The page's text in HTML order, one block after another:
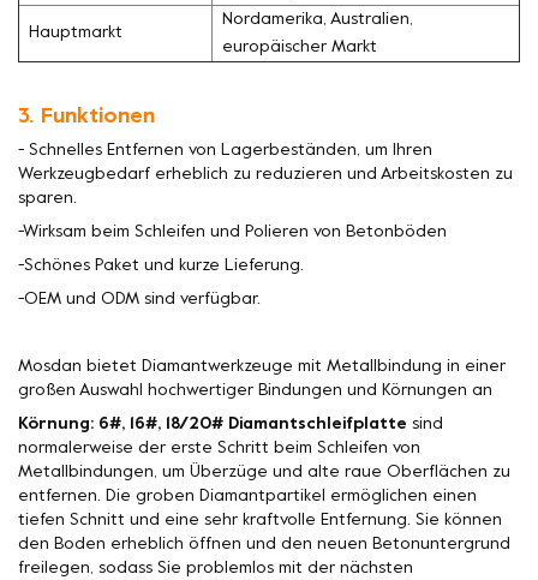
Hauptmarkt
Nordamerika, Australien,
europäischer Markt
3. Funktionen
- Schnelles Entfernen von Lagerbeständen, um Ihren
Werkzeugbedarf erheblich zu reduzieren und Arbeitskosten zu
sparen.
-Wirksam beim Schleifen und Polieren von Betonböden
-Schönes Paket und kurze Lieferung.
-OEM und ODM sind verfügbar.
Mosdan bietet Diamantwerkzeuge mit Metallbindung in einer
großen Auswahl hochwertiger Bindungen und Körnungen an
Körnung: 6#, 16#, 18/20# Diamantschleifplatte sind
normalerweise der erste Schritt beim Schleifen von
Metallbindungen, um Überzüge und alte raue Oberflächen zu
entfernen. Die groben Diamantpartikel ermöglichen einen
tiefen Schnitt und eine sehr kraftvolle Entfernung. Sie können
den Boden erheblich öffnen und den neuen Betonuntergrund
freilegen, sodass Sie problemlos mit der nächsten